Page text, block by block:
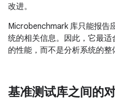
改进。
Microbenchmark 库只能报告
统的相关信息。因此，它最
的性能，而不是分析系统的整
基准测试库之间的